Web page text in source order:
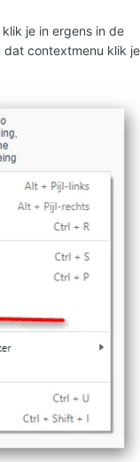
je in ergens in de
dat contextmenu klik je